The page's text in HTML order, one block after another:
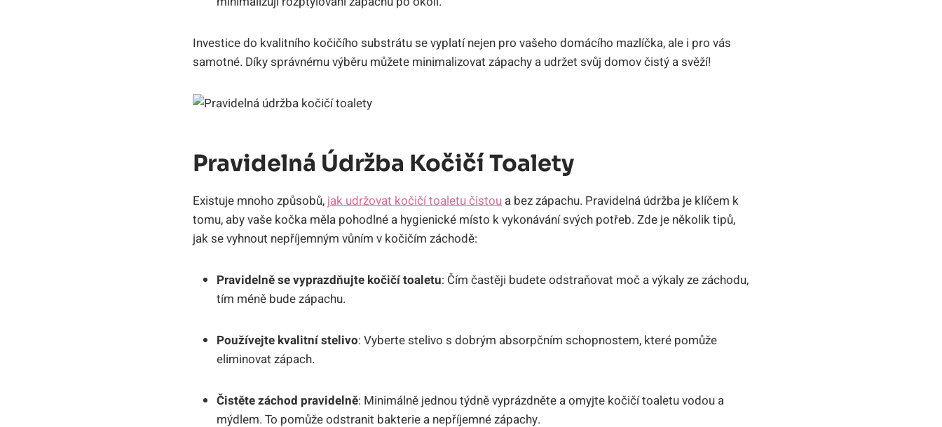
Investice​ do kvalitního kočičího substrátu se vyplatí nejen pro vašeho domácího​ mazlíčka, ale i pro vás
samotné.‍ Díky správnému výběru můžete minimalizovat zápachy ⁤a udržet svůj domov čistý a svěží!
Pravidelná Údržba Kočičí⁣ Toalety
Existuje mnoho ⁤způsobů, jak udržovat kočičí toaletu čistou a ⁢bez zápachu. ⁤Pravidelná údržba je klíčem k
tomu, aby⁢ vaše kočka ⁤měla pohodlné a ⁢hygienické⁢ místo k vykonávání ⁣svých potřeb. Zde je několik tipů,
jak se vyhnout nepříjemným‌ vůním v kočičím záchodě:
Pravidelně ‍se⁣ vyprazdňujte kočičí toaletu:⁢ Čím častěji budete odstraňovat moč​ a výkaly ze ⁣záchodu,
tím ⁣méně bude zápachu.
Používejte kvalitní stelivo: Vyberte stelivo s⁢ dobrým absorpčním schopnostem,‍ které pomůže
eliminovat ⁣zápach.
Čistěte ⁣záchod pravidelně: Minimálně jednou týdně vyprázdněte a omyjte kočičí toaletu vodou a
mýdlem. To⁢ pomůže odstranit bakterie a‌ nepříjemné ⁤zápachy.